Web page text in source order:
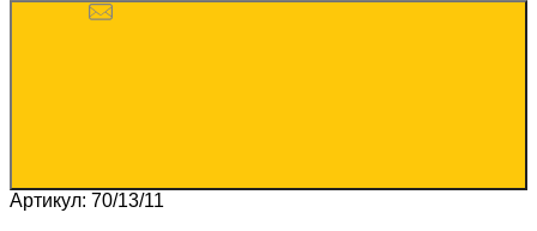
Артикул: 70/13/11